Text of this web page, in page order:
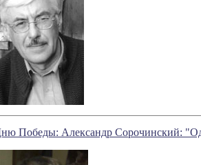
Победы: Александр Сорочинский: